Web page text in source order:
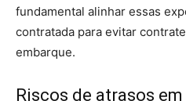
fundamental alinhar essas
contratada para evitar
embarque.
Riscos de atrasos